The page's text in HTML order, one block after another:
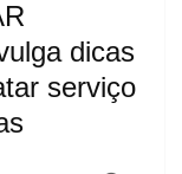
dicas
serviço